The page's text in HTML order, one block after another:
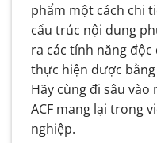
phẩm một cách chi
cấu trúc nội dung
ra các tính năng
thực hiện được
Hãy cùng đi sâu
ACF mang lại trong
nghiệp.